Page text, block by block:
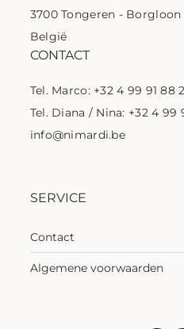
SERVICE
Contact
Algemene voorwaarden
3700 Tongeren - Borgloon
België
CONTACT
Tel. Marco: +32 4 99 91 88
Tel. Diana / Nina: +32 4 99
info@nimardi.be